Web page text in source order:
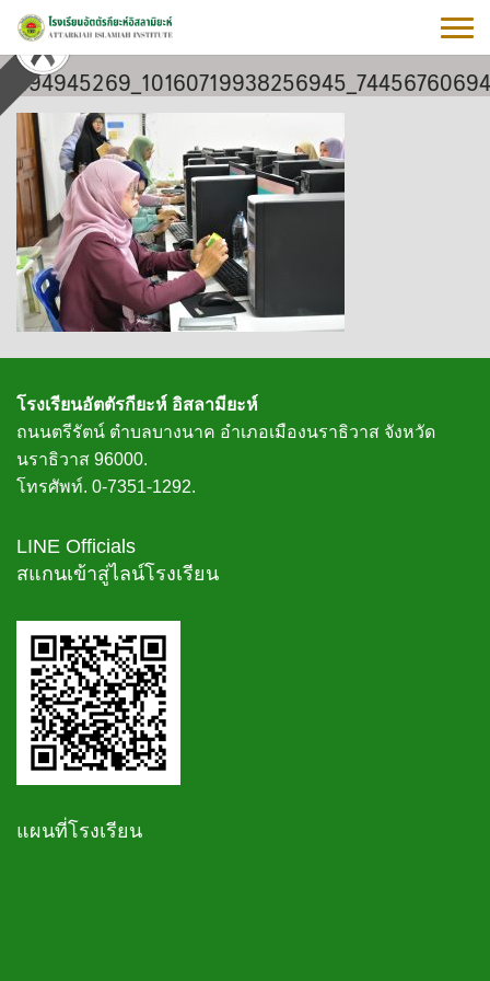
Skip
content
โรงเรียนอัตตัรกียะห์ อิสลามียะห์
ถนนตรีรัตน์ ตำบลบางนาค อำเภอเมืองนราธิวาส จังหวัด
นราธิวาส 96000.
โทรศัพท์. 0-7351-1292.
LINE Officials
สแกนเข้าสู่ไลน์โรงเรียน
แผนที่โรงเรียน